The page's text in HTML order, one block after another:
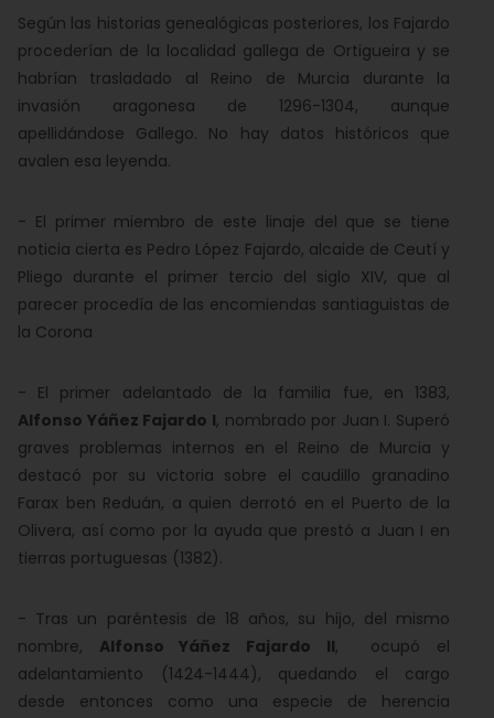
Según las historias genealógicas posteriores, los Fajardo
procederían de la localidad gallega de Ortigueira y se
habrían trasladado al Reino de Murcia durante la
invasión aragonesa de 1296-1304, aunque
apellidándose Gallego. No hay datos históricos que
avalen esa leyenda.
- El primer miembro de este linaje del que se tiene
noticia cierta es Pedro López Fajardo, alcaide de Ceutí y
Pliego durante el primer tercio del siglo XIV, que al
parecer procedía de las encomiendas santiaguistas de
la Corona
- El primer adelantado de la familia fue, en 1383,
Alfonso Yáñez Fajardo I, nombrado por Juan I. Superó
graves problemas internos en el Reino de Murcia y
destacó por su victoria sobre el caudillo granadino
Farax ben Reduán, a quien derrotó en el Puerto de la
Olivera, así como por la ayuda que prestó a Juan I en
tierras portuguesas (1382).
- Tras un paréntesis de 18 años, su hijo, del mismo
nombre, Alfonso Yáñez Fajardo II, ocupó el
adelantamiento (1424-1444), quedando el cargo
desde entonces como una especie de herencia